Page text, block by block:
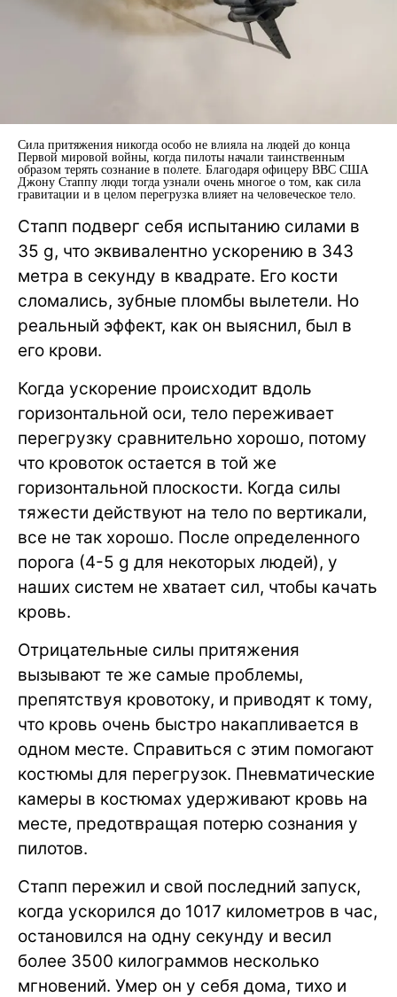
Сила притяжения никогда особо не влияла на людей до конца
Первой мировой войны, когда пилоты начали таинственным
образом терять сознание в полете. Благодаря офицеру ВВС США
Джону Стаппу люди тогда узнали очень многое о том, как сила
гравитации и в целом перегрузка влияет на человеческое тело.
Стапп подверг себя испытанию силами в
35 g, что эквивалентно ускорению в 343
метра в секунду в квадрате. Его кости
сломались, зубные пломбы вылетели. Но
реальный эффект, как он выяснил, был в
его крови.
Когда ускорение происходит вдоль
горизонтальной оси, тело переживает
перегрузку сравнительно хорошо, потому
что кровоток остается в той же
горизонтальной плоскости. Когда силы
тяжести действуют на тело по вертикали,
все не так хорошо. После определенного
порога (4-5 g для некоторых людей), у
наших систем не хватает сил, чтобы качать
кровь.
Отрицательные силы притяжения
вызывают те же самые проблемы,
препятствуя кровотоку, и приводят к тому,
что кровь очень быстро накапливается в
одном месте. Справиться с этим помогают
костюмы для перегрузок. Пневматические
камеры в костюмах удерживают кровь на
месте, предотвращая потерю сознания у
пилотов.
Стапп пережил и свой последний запуск,
когда ускорился до 1017 километров в час,
остановился на одну секунду и весил
более 3500 килограммов несколько
мгновений. Умер он у себя дома, тихо и